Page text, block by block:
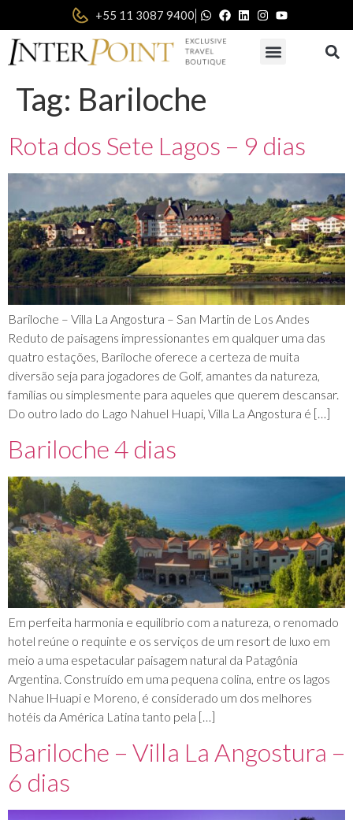
+55 11 3087 9400|
Tag: Bariloche
Rota dos Sete Lagos – 9 dias
Bariloche – Villa La Angostura – San Martin de Los Andes
Reduto de paisagens impressionantes em qualquer uma das
quatro estações, Bariloche oferece a certeza de muita
diversão seja para jogadores de Golf, amantes da natureza,
famílias ou simplesmente para aqueles que querem descansar.
Do outro lado do Lago Nahuel Huapi, Villa La Angostura é […]
Bariloche 4 dias
Em perfeita harmonia e equilíbrio com a natureza, o renomado
hotel reúne o requinte e os serviços de um resort de luxo em
meio a uma espetacular paisagem natural da Patagônia
Argentina. Construído em uma pequena colina, entre os lagos
Nahue lHuapi e Moreno, é considerado um dos melhores
hotéis da América Latina tanto pela […]
Bariloche – Villa La Angostura –
6 dias